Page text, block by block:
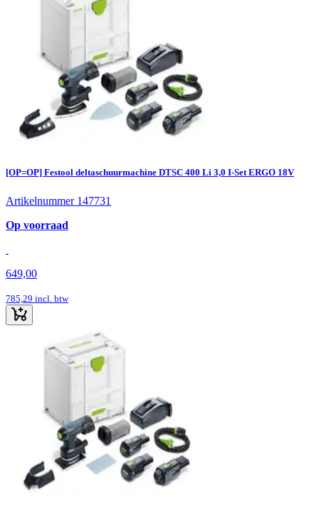
[OP=OP] Festool deltaschuurmachine DTSC 400 Li 3,0 I-Set ERGO 18V
Artikelnummer 147731
Op voorraad
649,00
785,29 incl. btw